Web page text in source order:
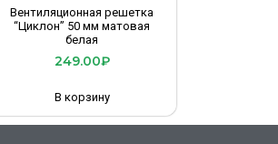
Вентиляционная решетка
“Циклон” 50 мм матовая
белая
249.00₽
В корзину